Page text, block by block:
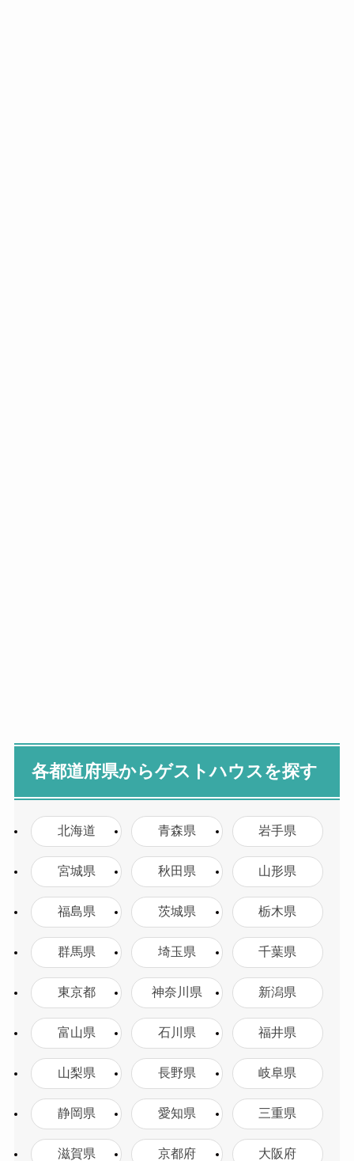
各都道府県からゲストハウスを探す
北海道 青森県 岩手県
宮城県 秋田県 山形県
福島県 茨城県 栃木県
群馬県 埼玉県 千葉県
東京都 神奈川県 新潟県
富山県 石川県 福井県
山梨県 長野県 岐阜県
静岡県 愛知県 三重県
滋賀県 京都府 大阪府